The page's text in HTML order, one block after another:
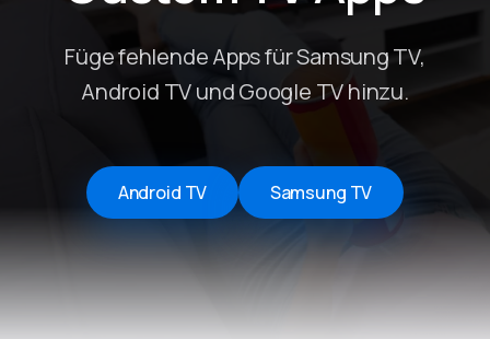
Füge fehlende Apps für Samsung TV,
Android TV und Google TV hinzu.
Android TV Samsung TV